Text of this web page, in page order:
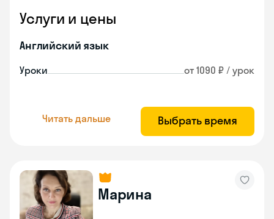
Услуги и цены
Английский язык
Уроки от 1090 ₽ / урок
Читать дальше Выбрать время
Марина